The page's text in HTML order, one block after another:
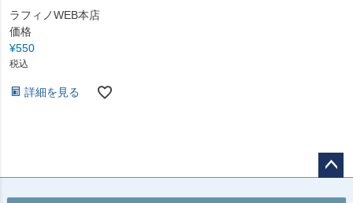
ラフィノWEB本店
価格
¥550
税込
詳細を見る